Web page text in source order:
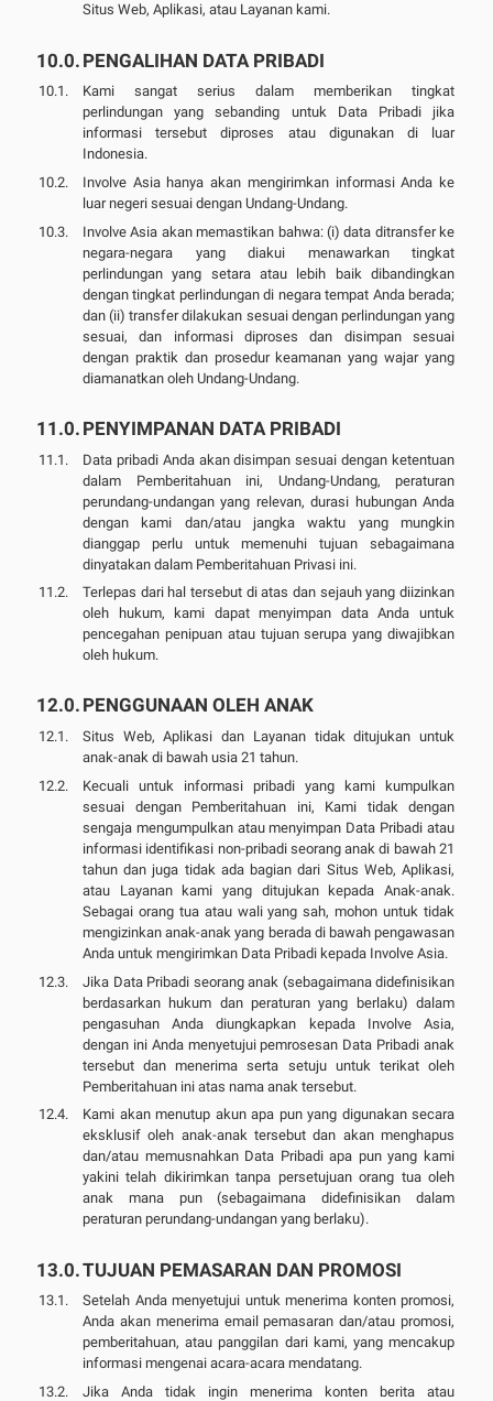
Situs Web, Aplikasi, atau Layanan kami.
PENGALIHAN DATA PRIBADI
Kami sangat serius dalam memberikan tingkat
perlindungan yang sebanding untuk Data Pribadi jika
informasi tersebut diproses atau digunakan di luar
Indonesia.
Involve Asia hanya akan mengirimkan informasi Anda ke
luar negeri sesuai dengan Undang-Undang.
Involve Asia akan memastikan bahwa: (i) data ditransfer ke
negara-negara yang diakui menawarkan tingkat
perlindungan yang setara atau lebih baik dibandingkan
dengan tingkat perlindungan di negara tempat Anda berada;
dan (ii) transfer dilakukan sesuai dengan perlindungan yang
sesuai, dan informasi diproses dan disimpan sesuai
dengan praktik dan prosedur keamanan yang wajar yang
diamanatkan oleh Undang-Undang.
PENYIMPANAN DATA PRIBADI
Data pribadi Anda akan disimpan sesuai dengan ketentuan
dalam Pemberitahuan ini, Undang-Undang, peraturan
perundang-undangan yang relevan, durasi hubungan Anda
dengan kami dan/atau jangka waktu yang mungkin
dianggap perlu untuk memenuhi tujuan sebagaimana
dinyatakan dalam Pemberitahuan Privasi ini.
Terlepas dari hal tersebut di atas dan sejauh yang diizinkan
oleh hukum, kami dapat menyimpan data Anda untuk
pencegahan penipuan atau tujuan serupa yang diwajibkan
oleh hukum.
PENGGUNAAN OLEH ANAK
Situs Web, Aplikasi dan Layanan tidak ditujukan untuk
anak-anak di bawah usia 21 tahun.
Kecuali untuk informasi pribadi yang kami kumpulkan
sesuai dengan Pemberitahuan ini, Kami tidak dengan
sengaja mengumpulkan atau menyimpan Data Pribadi atau
informasi identifikasi non-pribadi seorang anak di bawah 21
tahun dan juga tidak ada bagian dari Situs Web, Aplikasi,
atau Layanan kami yang ditujukan kepada Anak-anak.
Sebagai orang tua atau wali yang sah, mohon untuk tidak
mengizinkan anak-anak yang berada di bawah pengawasan
Anda untuk mengirimkan Data Pribadi kepada Involve Asia.
Jika Data Pribadi seorang anak (sebagaimana didefinisikan
berdasarkan hukum dan peraturan yang berlaku) dalam
pengasuhan Anda diungkapkan kepada Involve Asia,
dengan ini Anda menyetujui pemrosesan Data Pribadi anak
tersebut dan menerima serta setuju untuk terikat oleh
Pemberitahuan ini atas nama anak tersebut.
Kami akan menutup akun apa pun yang digunakan secara
eksklusif oleh anak-anak tersebut dan akan menghapus
dan/atau memusnahkan Data Pribadi apa pun yang kami
yakini telah dikirimkan tanpa persetujuan orang tua oleh
anak mana pun (sebagaimana didefinisikan dalam
peraturan perundang-undangan yang berlaku).
TUJUAN PEMASARAN DAN PROMOSI
Setelah Anda menyetujui untuk menerima konten promosi,
Anda akan menerima email pemasaran dan/atau promosi,
pemberitahuan, atau panggilan dari kami, yang mencakup
informasi mengenai acara-acara mendatang.
Jika Anda tidak ingin menerima konten berita atau